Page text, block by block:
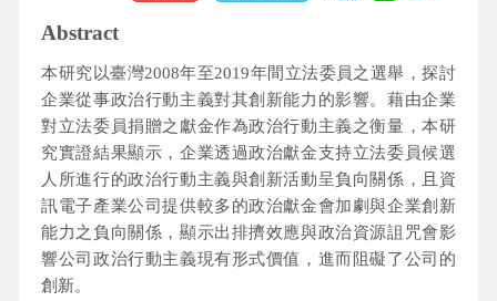
Abstract
本研究以臺灣2008年至2019年間立法委員之選舉，探討
企業從事政治行動主義對其創新能力的影響。藉由企業
對立法委員捐贈之獻金作為政治行動主義之衡量，本研
究實證結果顯示，企業透過政治獻金支持立法委員候選
人所進行的政治行動主義與創新活動呈負向關係，且資
訊電子產業公司提供較多的政治獻金會加劇與企業創新
能力之負向關係，顯示出排擠效應與政治資源詛咒會影
響公司政治行動主義現有形式價值，進而阻礙了公司的
創新。